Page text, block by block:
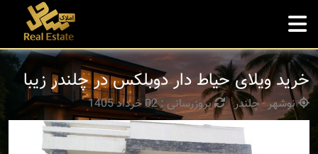
خرید ویلای حیاط دار دوبلکس در چلندر زیبا
نوشهر - چلندر بروزرسانی : 02 خرداد 1405